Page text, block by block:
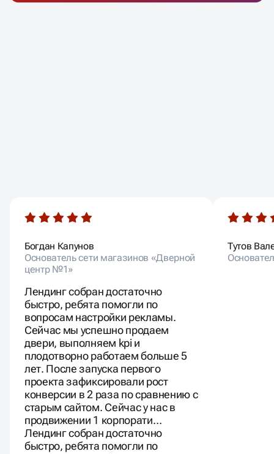
Богдан Капунов
Основатель сети магазинов «Дверной
центр №1»
Лендинг собран достаточно
быстро, ребята помогли по
вопросам настройки рекламы.
Сейчас мы успешно продаем
двери, выполняем kpi и
плодотворно работаем больше 5
лет. После запуска первого
проекта зафиксировали рост
конверсии в 2 раза по сравнению с
старым сайтом. Сейчас у нас в
продвижении 1 корпорати…
Лендинг собран достаточно
быстро, ребята помогли по
Тутов